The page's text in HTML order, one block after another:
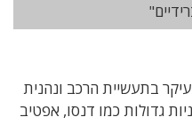
בתעשיית הרכב ונהנית
גדולות כמו דנסו, אפטיב